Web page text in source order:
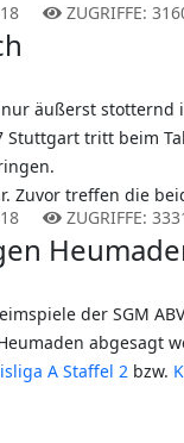
ZUGRIFFE:
äußerst
Stuttgart tritt beim
Zuvor treffen die
ZUGRIFFE:
der SGM
A Staffel 2 bzw.